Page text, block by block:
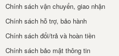
Chính sách vận chuyển, giao nhận
Chính sách hỗ trợ, bảo hành
Chính sách đổi/trả và hoàn tiền
Chính sách bảo mật thông tin